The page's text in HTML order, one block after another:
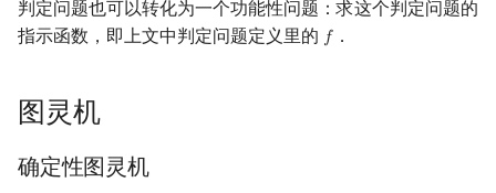
洲阁筛
LGV 引理
支配树
图上随机游走
#P
NSPACE
多项式时间
判定问题也可以转化为一个功能性问题：求这个判定问题的
指示函数，即上文中判定问题定义里的 𝑓
f ．
图灵机
确定性图灵机